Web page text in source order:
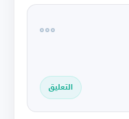
التعليق